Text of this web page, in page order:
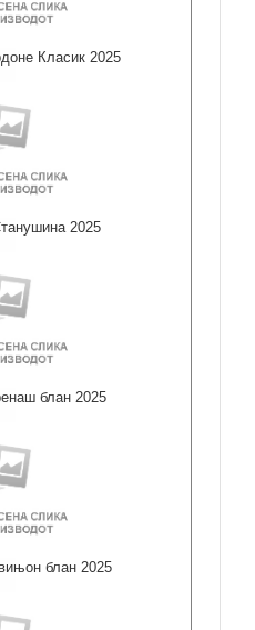
Класик 2025
2025
блан 2025
блан 2025